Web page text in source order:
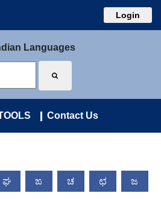
Login
Languages
Contact Us
ಘ ಙ ಚ ಛ ಜ